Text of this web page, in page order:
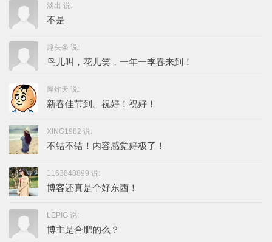
淡出 说:
不是
趣头条 说:
鸟儿叫，花儿笑，一年一季春来到！
屌炸天 说:
新春佳节到。祝好！祝好！
XING1982 说:
不错不错！内容感觉好极了！
1163848899 说:
博客还真是个好东西！
LEPIG 说:
博主是合肥的么？